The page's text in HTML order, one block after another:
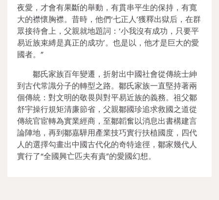
夜愛，才會有果斷的舉動，有貫串平生的保持，有寬
大的襟懷胸襟。昔時，他們‘七正人’獲釋出獄后，在群
眾接待會上，父親就地題詞：‘小我沒有成功，只要平
易近族束縛是真正的成功’。也是以，他才是巨大的愛
國者。”
鄒氏家族百年變遷，折射出中國社會從傳統士紳
到古代常識分子的轉型之路。鄒氏家族一直堅持著兩
個傳統：對文明的敬畏與對平易近族的義務。祖父鄒
舒宇操行規矩清廉節省，父親鄒國珍追求救國之道從
傳統官宦轉為實業經商，至鄒韜奮以消息出書構建言
論陣地，再到鄒嘉驊用產業技巧實行扶植國度，四代
人的選擇勾畫出中國古代化的奇特途徑，鄒家幾代人
實行了“全國興亡匹夫有責”的愛國幻想。